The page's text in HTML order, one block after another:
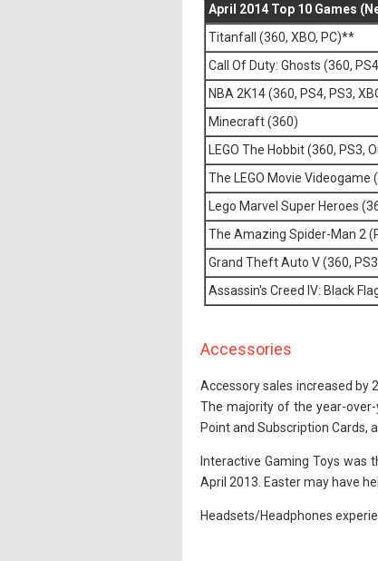
April 2014 Top 10 Games
Titanfall (360, XBO, PC)**
Call Of Duty: Ghosts (360,
NBA 2K14 (360, PS4, PS3,
Minecraft (360)
LEGO The Hobbit (360, PS3,
The LEGO Movie Videogame
Lego Marvel Super Heroes
The Amazing Spider-Man 2
Grand Theft Auto V (360,
Assassin's Creed IV: Black
Accessories
Accessory sales increased by
The majority of the year-over-
Point and Subscription Cards,
Interactive Gaming Toys was
April 2013. Easter may have
Headsets/Headphones